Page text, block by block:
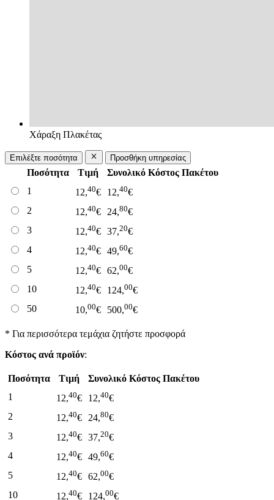
Χάραξη Πλακέτας
Επιλέξτε ποσότητα Προσθήκη υπηρεσίας
Ποσότητα Τιμή
Συνολικό Κόστος Πακέτου
1
12,40€ 12,40€
2
12,40€ 24,80€
3
12,40€ 37,20€
4
12,40€ 49,60€
5
12,40€ 62,00€
10
12,40€ 124,00€
50
10,00€ 500,00€
* Για περισσότερα τεμάχια ζητήστε προσφορά
Κόστος ανά προϊόν:
Ποσότητα Τιμή
Συνολικό Κόστος Πακέτου
1
12,40€ 12,40€
2
12,40€ 24,80€
3
12,40€ 37,20€
4
12,40€ 49,60€
5
12,40€ 62,00€
10
12,40€ 124,00€